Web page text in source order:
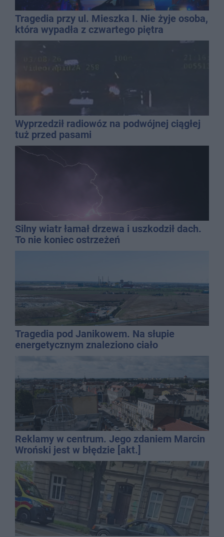
Tragedia przy ul. Mieszka I. Nie żyje osoba,
która wypadła z czwartego piętra
Wyprzedził radiowóz na podwójnej ciągłej
tuż przed pasami
Silny wiatr łamał drzewa i uszkodził dach.
To nie koniec ostrzeżeń
Tragedia pod Janikowem. Na słupie
energetycznym znaleziono ciało
Reklamy w centrum. Jego zdaniem Marcin
Wroński jest w błędzie [akt.]